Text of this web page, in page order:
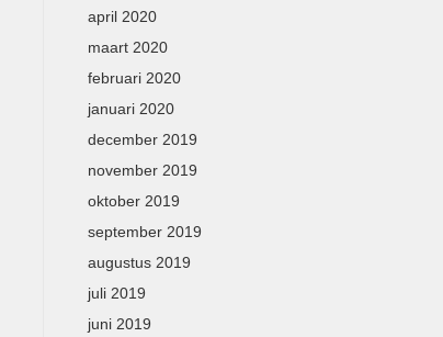
april 2020
maart 2020
februari 2020
januari 2020
december 2019
november 2019
oktober 2019
september 2019
augustus 2019
juli 2019
juni 2019